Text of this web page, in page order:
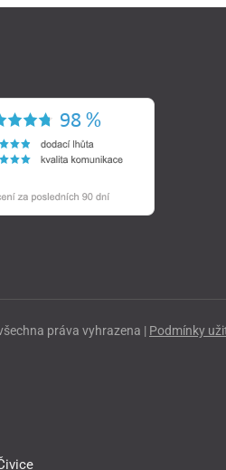
práva vyhrazena | Podmínky